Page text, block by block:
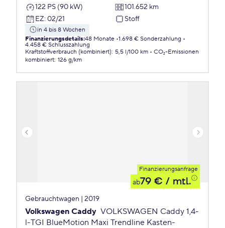
122 PS (90 kW)
101.652 km
EZ: 02/21 Stoff
in 4 bis 8 Wochen
Finanzierungsdetails:48 Monate 1.698 € Sonderzahlung
4.458 € Schlusszahlung
Kraftstoffverbrauch (kombiniert): 5,5 l/100 km
CO₂-Emissionen
kombiniert: 126 g/km
Finanzierungsanfrage
ab79 € / mtl.
Gebrauchtwagen | 2019
Volkswagen Caddy VOLKSWAGEN Caddy 1,4-
l-TGI BlueMotion Maxi Trendline Kasten-